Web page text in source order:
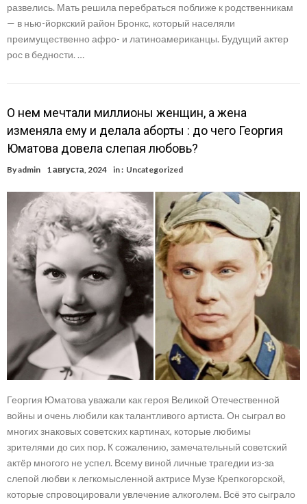
развелись. Мать решила перебраться поближе к родственникам
— в нью-йоркский район Бронкс, который населяли
преимущественно афро- и латиноамериканцы. Будущий актер
рос в бедности. …
О нем мечтали миллионы женщин, а жена
изменяла ему и делала аборты : до чего Георгия
Юматова довела слепая любовь?
Byadmin 1 августа, 2024 in : Uncategorized
Георгия Юматова уважали как героя Великой Отечественной
войны и очень любили как талантливого артиста. Он сыграл во
многих знаковых советских картинах, которые любимы
зрителями до сих пор. К сожалению, замечательный советский
актёр многого не успел. Всему виной личные трагедии из-за
слепой любви к легкомысленной актрисе Музе Крепкогорской,
которые спровоцировали увлечение алкоголем. Всё это сыграло